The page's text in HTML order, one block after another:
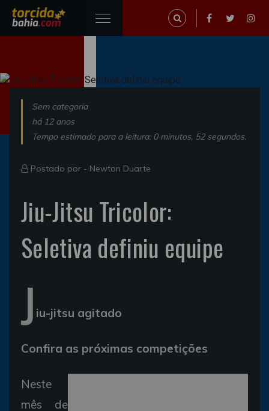
Sem categoria
há 12 anos
Tempo estimado para a leitura: 0 minutos, 52 segundos.
Postado por - Newton Duarte
Jiu-Jitsu Tricolor:
Seletiva definiu equipe
J iu-jitsu agitado
Confira as próximas competições
Neste
mês de